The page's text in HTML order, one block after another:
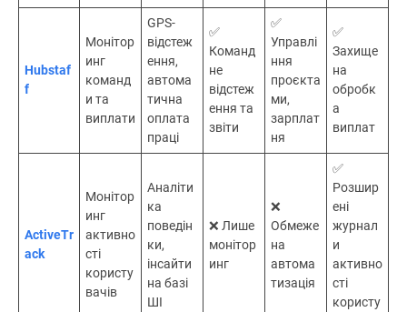
Hubstaf
f
Монітор
инг
команд
и та
виплати
GPS-
відстеж
ення,
автома
тична
оплата
праці
✅
Команд
не
відстеж
ення та
звіти
✅
Управлі
ння
проєкта
ми,
зарплат
ня
✅
Захище
на
обробк
а
виплат
ActiveTr
ack
Монітор
инг
активно
сті
користу
вачів
Аналіти
ка
поведін
ки,
інсайти
на базі
ШІ
❌ Лише
монітор
инг
❌
Обмеже
на
автома
тизація
✅
Розшир
ені
журнал
и
активно
сті
користу